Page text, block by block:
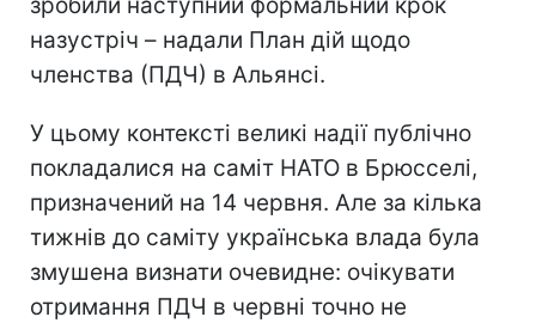
назустріч – надали План дій щодо
членства (ПДЧ) в Альянсі.
У цьому контексті великі надії публічно
покладалися на саміт НАТО в Брюсселі,
призначений на 14 червня. Але за кілька
тижнів до саміту українська влада була
змушена визнати очевидне: очікувати
отримання ПДЧ в червні точно не